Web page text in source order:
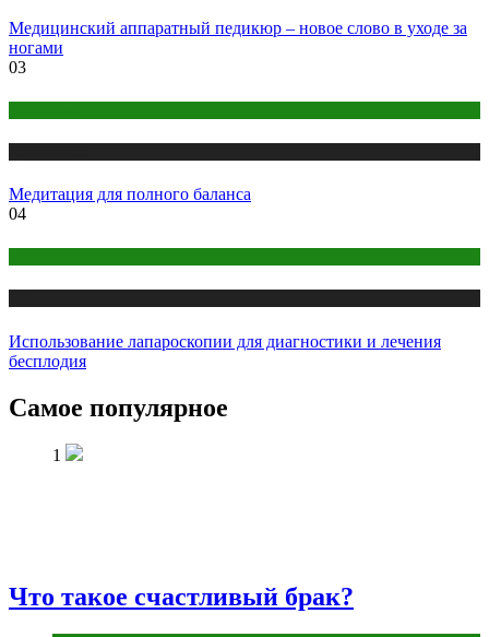
Медицинский аппаратный педикюр – новое слово в уходе за
ногами
03
Медитация для полного баланса
04
Использование лапароскопии для диагностики и лечения
бесплодия
Самое популярное
1
Что такое счастливый брак?